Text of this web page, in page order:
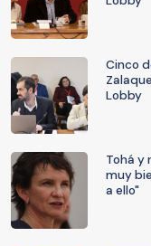
Cinco
Lobby
Tohá y
muy
a ello"